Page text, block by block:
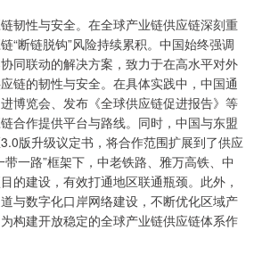
性与安全。在全球产业链供应链深刻重
“断链脱钩”风险持续累积。中国始终强调
同联动的解决方案，致力于在高水平对外
链的韧性与安全。在具体实践中，中国通
博览会、发布《全球供应链促进报告》等
合作提供平台与路线。同时，中国与东盟
版升级议定书，将合作范围扩展到了供应
一路”框架下，中老铁路、雅万高铁、中
的建设，有效打通地区联通瓶颈。此外，
与数字化口岸网络建设，不断优化区域产
构建开放稳定的全球产业链供应链体系作